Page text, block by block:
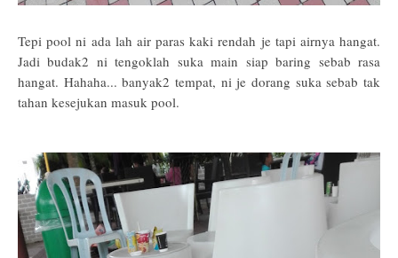
Tepi pool ni ada lah air paras kaki rendah je tapi airnya hangat.
Jadi budak2 ni tengoklah suka main siap baring sebab rasa
hangat. Hahaha... banyak2 tempat, ni je dorang suka sebab tak
tahan kesejukan masuk pool.